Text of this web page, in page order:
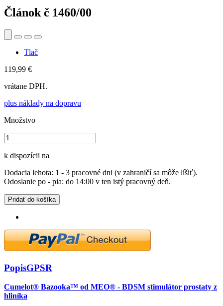
Článok č 1460/00
Tlač
119,99 €
vrátane DPH.
plus náklady na dopravu
Množstvo
k dispozícii na
Dodacia lehota: 1 - 3 pracovné dni (v zahraničí sa môže líšiť).
Odoslanie po - pia: do 14:00 v ten istý pracovný deň.
Pridať do košíka
PopisGPSR
Cumelot® Bazooka™ od MEO® - BDSM stimulátor prostaty z
hliníka